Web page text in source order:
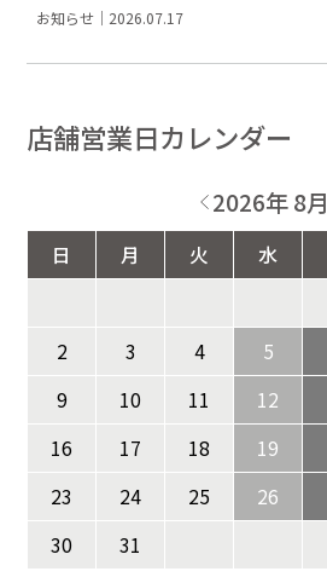
お知らせ｜2026.07.17
店舗営業日カレンダー
2026年 8月
日 月 火 水
2
3 4 5
9
10 11 12
16
17 18 19
23
24 25 26
30
31